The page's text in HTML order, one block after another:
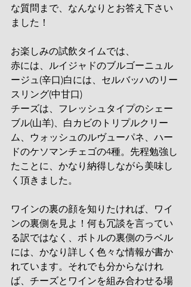
な質問まで、なんなりとお答え下さい
ました！
お楽しみの試飲タイムでは、
赤には、ルイジャドのブルゴーニュル
ージュ(辛口)白には、セルバッハのリー
スリング(中甘口)
チーズは、フレッシュタイプのシェー
ブル(山羊)、白カビのトリプルクリー
ム、ウォッシュのルヴューパネ、ハー
ドのケソマンチェゴの4種。先程勉強し
たことに、かなり納得しながら美味し
く頂きました。
ワインの裏の顔を知りたければ、ワイ
ンの裏側を見よ！何も冗談を言ってい
る訳ではなく、ボトルの裏側のラベル
には、かなり詳しく色々な情報が書か
れています。それでも分からなけれ
ば、チーズとワインを組み合わせる場